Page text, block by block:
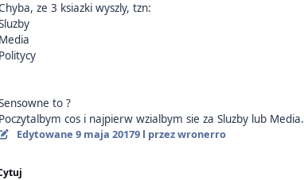
ze 3 ksiazki wyszly, tzn:
Media
Politycy
to ?
Poczytalbym cos i najpierw wzialbym sie za Sluzby lub Media.
Edytowane 9 maja 20179 l przez wronerro